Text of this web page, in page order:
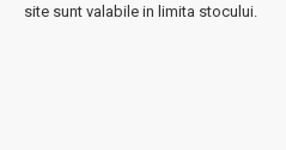
site sunt valabile in limita stocului.